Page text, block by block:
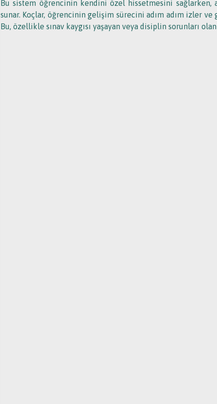
Bu sistem öğrencinin kendini özel hissetmesini sağlarken,
sunar. Koçlar, öğrencinin gelişim sürecini adım adım izler
Bu, özellikle sınav kaygısı yaşayan veya disiplin sorunları